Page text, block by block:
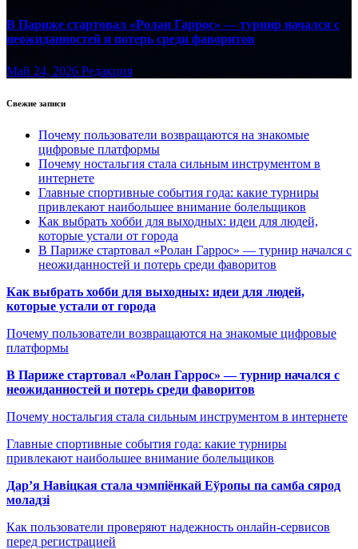
В Париже стартовал «Ролан Гаррос» — турнир начался с
неожиданностей и потерь среди фаворитов
Май 24, 2026 Редакция
Свежие записи
Почему пользователи возвращаются на знакомые
цифровые платформы
Почему ностальгия стала сильным инструментом в
интернете
Главные спортивные события года: какие турниры
привлекают наибольшее внимание болельщиков
Как выбрать хобби для выходных: идеи для людей,
которые устали от города
В Париже стартовал «Ролан Гаррос» — турнир начался с
неожиданностей и потерь среди фаворитов
Как выбрать хобби для выходных: идеи для людей,
которые устали от города
Почему пользователи возвращаются на знакомые цифровые
платформы
В Париже стартовал «Ролан Гаррос» — турнир начался с
неожиданностей и потерь среди фаворитов
Почему ностальгия стала сильным инструментом в интернете
Главные спортивные события года: какие турниры
привлекают наибольшее внимание болельщиков
Дар’я Навіцкая стала чэмпіёнкай Еўропы па самба сярод
моладзі
Как пользователи проверяют надежность онлайн-сервисов
перед регистрацией